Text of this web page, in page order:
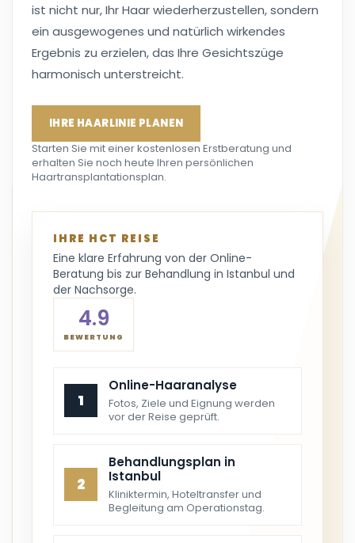
ist nicht nur, Ihr Haar wiederherzustellen, sondern
ein ausgewogenes und natürlich wirkendes
Ergebnis zu erzielen, das Ihre Gesichtszüge
harmonisch unterstreicht.
IHRE HAARLINIE PLANEN
Starten Sie mit einer kostenlosen Erstberatung und
erhalten Sie noch heute Ihren persönlichen
Haartransplantationsplan.
IHRE HCT REISE
Eine klare Erfahrung von der Online-
Beratung bis zur Behandlung in Istanbul und
der Nachsorge.
4.9
BEWERTUNG
1
Online-Haaranalyse
Fotos, Ziele und Eignung werden
vor der Reise geprüft.
2
Behandlungsplan in
Istanbul
Kliniktermin, Hoteltransfer und
Begleitung am Operationstag.